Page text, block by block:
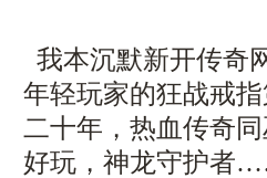
我本沉默新开传奇
年轻玩家的狂战戒
二十年，热血传奇
好玩，神龙守护者